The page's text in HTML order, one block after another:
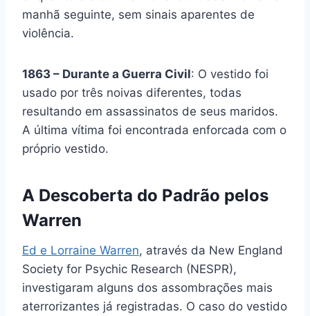
manhã seguinte, sem sinais aparentes de
violência.
1863 – Durante a Guerra Civil: O vestido foi
usado por três noivas diferentes, todas
resultando em assassinatos de seus maridos.
A última vítima foi encontrada enforcada com o
próprio vestido.
A Descoberta do Padrão pelos
Warren
Ed e Lorraine Warren, através da New England
Society for Psychic Research (NESPR),
investigaram alguns dos assombrações mais
aterrorizantes já registradas. O caso do vestido